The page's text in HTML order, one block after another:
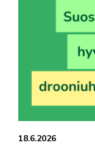
18.6.2026